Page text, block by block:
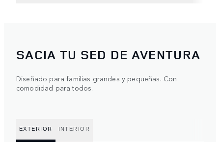
SACIA TU SED DE AVENTURA
Diseñado para familias grandes y pequeñas. Con
comodidad para todos.
EXTERIOR INTERIOR